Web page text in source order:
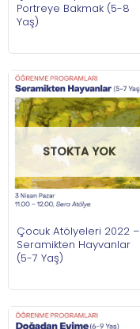
Portreye Bakmak (5-8
Yaş)
STOKTA YOK
Çocuk Atölyeleri 2022 –
Seramikten Hayvanlar
(5-7 Yaş)